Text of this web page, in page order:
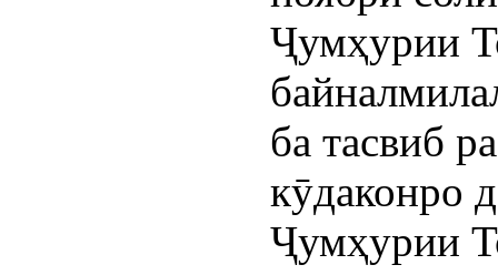
Ҷумҳурии
ба тасвиб
кӯдаконро
Ҷумҳурии